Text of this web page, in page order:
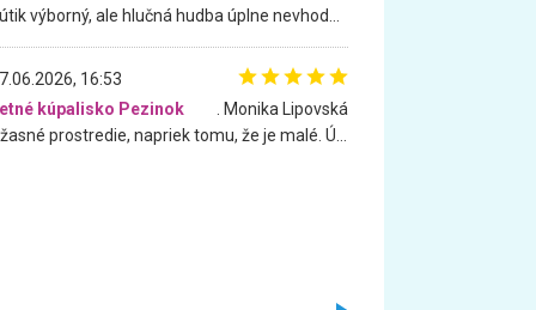
16:53
kúpalisko Pezinok
. Monika Lipovská